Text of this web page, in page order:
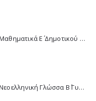
Γίνομαι άριστος στα Μαθηματικά Ε΄ Δημοτικού - Λυκοτραφίτη Αντιγόνη 21070
Γίνομαι άριστος στη Νεοελληνική Γλώσσα Β΄ Γυμνασίου - Ντρίνια Θεώνη 21430